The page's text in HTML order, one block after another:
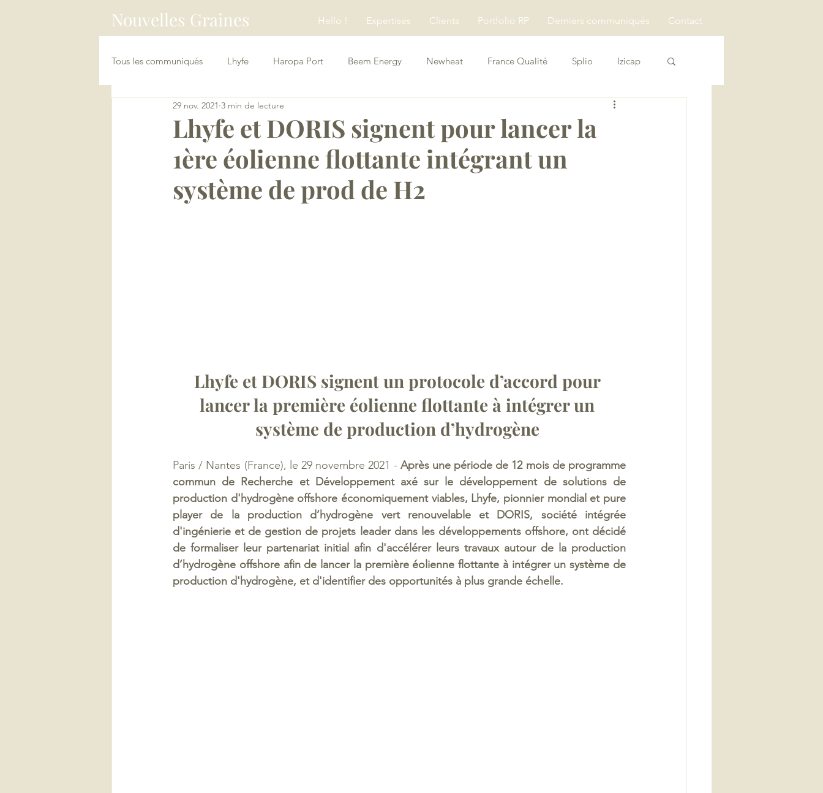
Hello ! Expertises Clients Portfolio RP Derniers communiqués Contact
Nouvelles Graines
Tous les communiqués Lhyfe Haropa Port Beem Energy Newheat France Qualité Splio Izicap
China Connect / Asia Loopers Conseils RP
Lhyfe et DORIS signent pour lancer la
1ère éolienne flottante intégrant un
système de prod de H2
29 nov. 2021 3 min de lecture
Lhyfe et DORIS signent un protocole d’accord pour
lancer la première éolienne flottante à intégrer un
système de production d’hydrogène
Paris / Nantes (France), le 29 novembre 2021 - Après une période de 12 mois de programme
commun de Recherche et Développement axé sur le développement de solutions de
production d'hydrogène offshore économiquement viables, Lhyfe, pionnier mondial et pure
player de la production d’hydrogène vert renouvelable et DORIS, société intégrée
d'ingénierie et de gestion de projets leader dans les développements offshore, ont décidé
de formaliser leur partenariat initial afin d'accélérer leurs travaux autour de la production
d’hydrogène offshore afin de lancer la première éolienne flottante à intégrer un système de
production d'hydrogène, et d'identifier des opportunités à plus grande échelle.